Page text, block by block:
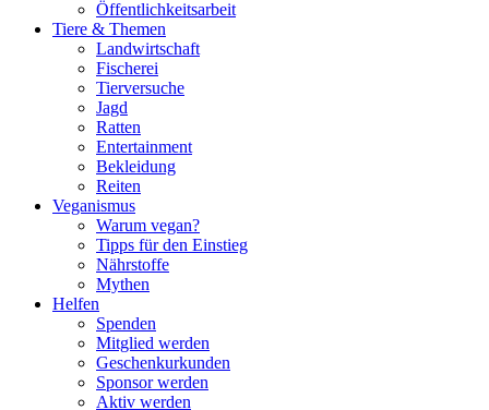
Öffentlichkeitsarbeit
Tiere & Themen
Landwirtschaft
Fischerei
Tierversuche
Jagd
Ratten
Entertainment
Bekleidung
Reiten
Veganismus
Warum vegan?
Tipps für den Einstieg
Nährstoffe
Mythen
Helfen
Spenden
Mitglied werden
Geschenkurkunden
Sponsor werden
Aktiv werden